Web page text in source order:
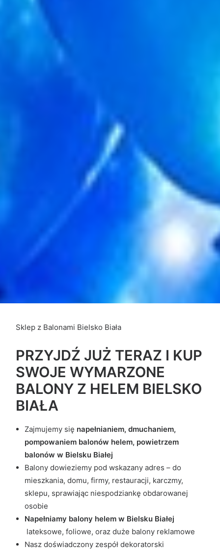
Sklep z Balonami Bielsko Biała
PRZYJDŹ JUŻ TERAZ I KUP
SWOJE WYMARZONE
BALONY Z HELEM BIELSKO
BIAŁA
Zajmujemy się napełnianiem, dmuchaniem,
pompowaniem balonów helem, powietrzem
balonów w Bielsku Białej
Balony dowieziemy pod wskazany adres – do
mieszkania, domu, firmy, restauracji, karczmy,
sklepu, sprawiając niespodziankę obdarowanej
osobie
Napełniamy balony helem w Bielsku Białej
lateksowe, foliowe, oraz duże balony reklamowe
Nasz doświadczony zespół dekoratorski